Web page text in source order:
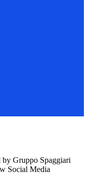
by Gruppo Spaggiari
Social Media